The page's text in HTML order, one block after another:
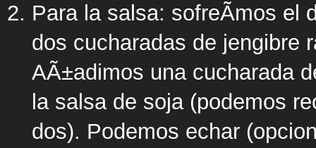
Para la salsa: sofreÃ­mos el
dos cucharadas de jengibre
AÃ±adimos una cucharada
la salsa de soja (podemos
dos). Podemos echar